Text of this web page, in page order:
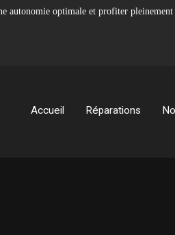
autonomie optimale et profiter
Accueil Réparations